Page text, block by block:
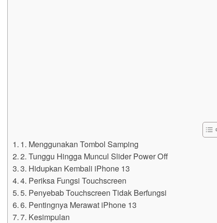
1. Menggunakan Tombol Samping
2. Tunggu Hingga Muncul Slider Power Off
3. Hidupkan Kembali iPhone 13
4. Periksa Fungsi Touchscreen
5. Penyebab Touchscreen Tidak Berfungsi
6. Pentingnya Merawat iPhone 13
7. Kesimpulan